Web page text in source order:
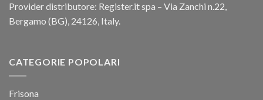
Provider distributore: Register.it spa – Via Zanchi n.22,
Bergamo (BG), 24126, Italy.
CATEGORIE POPOLARI
Frisona